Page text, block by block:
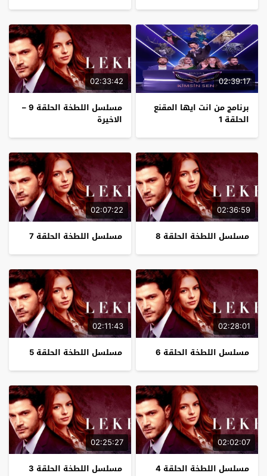
02:39:17
برنامج من انت ايها المقنع
الحلقة 1
02:33:42
مسلسل اللطخة الحلقة 9 –
الاخيرة
02:36:59
مسلسل اللطخة الحلقة 8
02:07:22
مسلسل اللطخة الحلقة 7
02:28:01
مسلسل اللطخة الحلقة 6
02:11:43
مسلسل اللطخة الحلقة 5
02:02:07
مسلسل اللطخة الحلقة 4
02:25:27
مسلسل اللطخة الحلقة 3